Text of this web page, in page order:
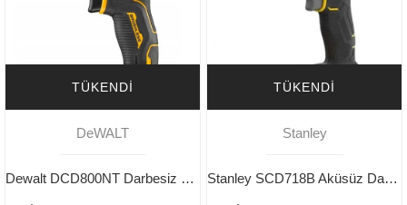
TÜKENDI
DeWALT
Dewalt DCD800NT Darbesiz Şarjlı Matkap 18V
TÜKENDI
Stanley
Stanley SCD718B Aküsüz Darbeli Şarjlı Matkap